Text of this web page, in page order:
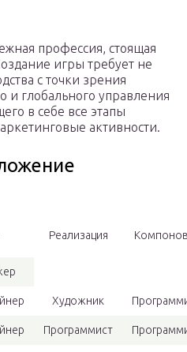
профессия, стоящая
игры требует не
с точки зрения
и глобального управления
в себе все этапы
активности.
Реализация
Художник
Программист